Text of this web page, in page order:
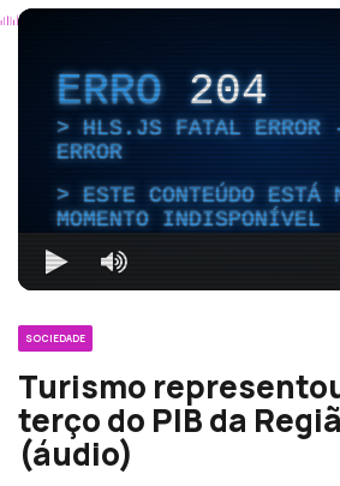
ERRO204
HLS.JS FATAL ERROR -
ERROR
ESTE CONTEÚDO ESTÁ
MOMENTO INDISPONÍVEL
SOCIEDADE
Turismo
terço do PIB da
(áudio)